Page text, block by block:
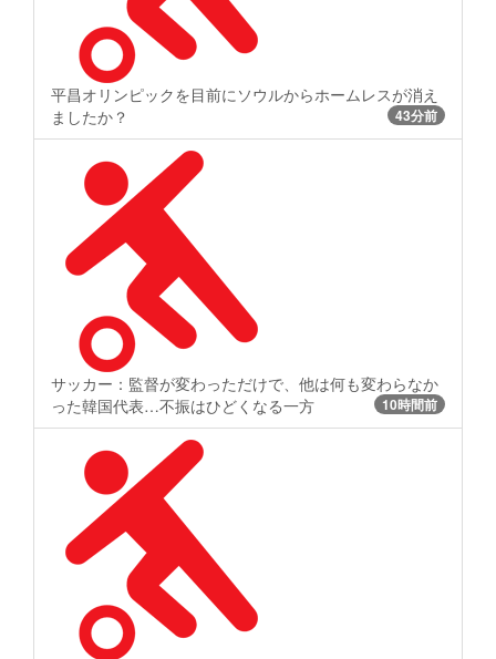
平昌オリンピックを目前にソウルからホームレスが消え
ましたか？
43分前
サッカー：監督が変わっただけで、他は何も変わらなか
った韓国代表…不振はひどくなる一方
10時間前